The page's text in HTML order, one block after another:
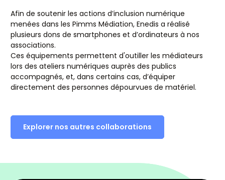
Afin de soutenir les actions d’inclusion numérique
menées dans les Pimms Médiation, Enedis a réalisé
plusieurs dons de smartphones et d’ordinateurs à nos
associations.
Ces équipements permettent d'outiller les médiateurs
lors des ateliers numériques auprès des publics
accompagnés, et, dans certains cas, d’équiper
directement des personnes dépourvues de matériel.
Explorer nos autres collaborations